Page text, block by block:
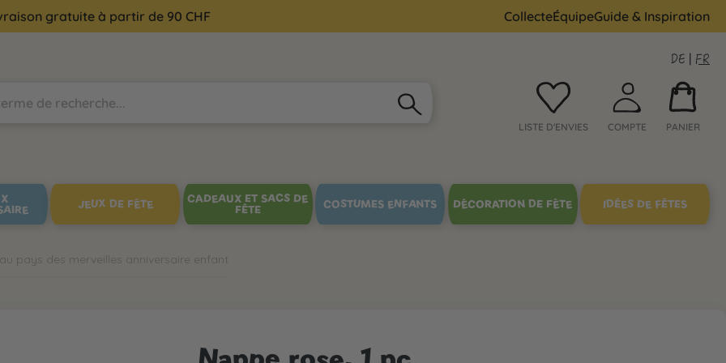
gratuite à partir de 90 CHF CollecteÉquipeGuide & Inspiration
DE | FR
LISTE D'ENVIES COMPTE PANIER
JEUX DE FÊTE
CADEAUX ET SACS DE
FÊTE
COSTUMES ENFANTS DÉCORATION DE FÊTE IDÉES DE FÊTES
pays des merveilles anniversaire enfant